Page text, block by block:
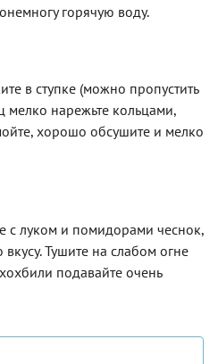
горячую воду.
в ступке (можно пропустить
мелко нарежьте кольцами,
хорошо обсушите и мелко
с луком и помидорами чеснок,
Тушите на слабом огне
подавайте очень